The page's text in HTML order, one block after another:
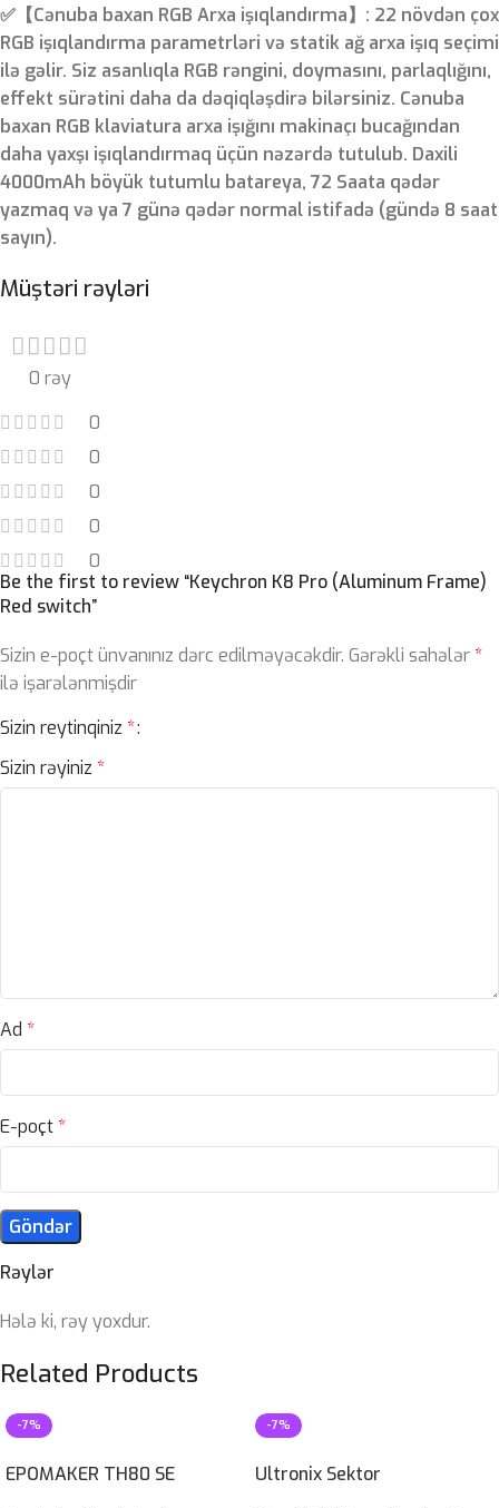
✅【Cənuba baxan RGB Arxa işıqlandırma】: 22 növdən çox
RGB işıqlandırma parametrləri və statik ağ arxa işıq seçimi
ilə gəlir. Siz asanlıqla RGB rəngini, doymasını, parlaqlığını,
effekt sürətini daha da dəqiqləşdirə bilərsiniz. Cənuba
baxan RGB klaviatura arxa işığını makinaçı bucağından
daha yaxşı işıqlandırmaq üçün nəzərdə tutulub. Daxili
4000mAh böyük tutumlu batareya, 72 Saata qədər
yazmaq və ya 7 günə qədər normal istifadə (gündə 8 saat
sayın).
Müştəri rəyləri
0 rəy
0
0
0
0
0
Rəylər
Hələ ki, rəy yoxdur.
Be the first to review “Keychron K8 Pro (Aluminum Frame)
Red switch”
Sizin e-poçt ünvanınız dərc edilməyəcəkdir. Gərəkli sahələr*
ilə işarələnmişdir
Sizin reytinqiniz *
Sizin rəyiniz *
Ad *
E-poçt*
Related Products
-7%
EPOMAKER TH80 SE
-7%
Ultronix Sektor